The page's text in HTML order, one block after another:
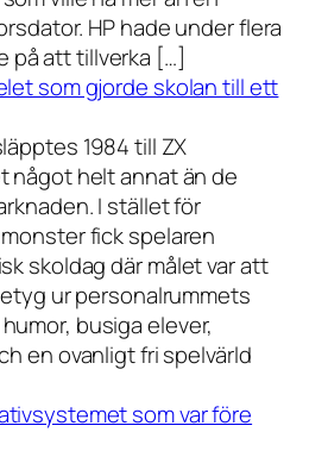
HP hade under flera
på att tillverka […]
som gjorde skolan till ett
1984 till ZX
något helt annat än de
I stället för
fick spelaren
skoldag där målet var att
ur personalrummets
busiga elever,
en ovanligt fri spelvärld
som var före